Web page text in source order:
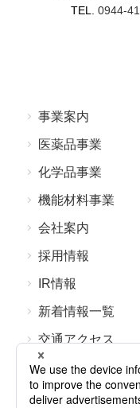
TEL. 0944-
事業案内
医薬品事業
化学品事業
機能材料事業
会社案内
採⽤情報
IR情報
新着情報⼀覧
交通アクセス
よくあるご質問
お問い合わせ